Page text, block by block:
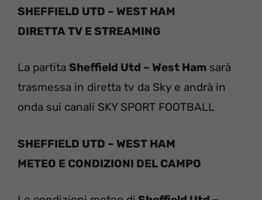
SHEFFIELD UTD – WEST HAM
DIRETTA TV E STREAMING
La partita Sheffield Utd – West Ham sarà
trasmessa in diretta tv da Sky e andrà in
onda sui canali SKY SPORT FOOTBALL
SHEFFIELD UTD – WEST HAM
METEO E CONDIZIONI DEL CAMPO